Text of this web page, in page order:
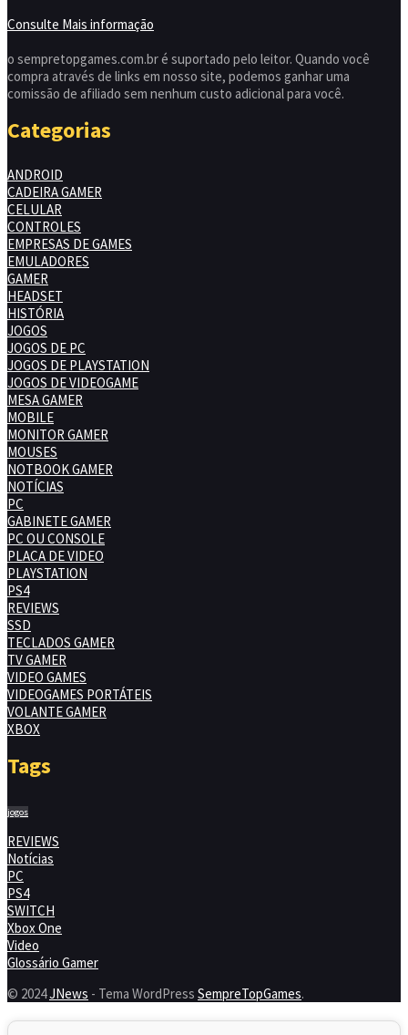
Consulte Mais informação
o sempretopgames.com.br é suportado pelo leitor. Quando você
compra através de links em nosso site, podemos ganhar uma
comissão de afiliado sem nenhum custo adicional para você.
Categorias
ANDROID
CADEIRA GAMER
CELULAR
CONTROLES
EMPRESAS DE GAMES
EMULADORES
GAMER
HEADSET
HISTÓRIA
JOGOS
JOGOS DE PC
JOGOS DE PLAYSTATION
JOGOS DE VIDEOGAME
MESA GAMER
MOBILE
MONITOR GAMER
MOUSES
NOTBOOK GAMER
NOTÍCIAS
PC
GABINETE GAMER
PC OU CONSOLE
PLACA DE VIDEO
PLAYSTATION
PS4
REVIEWS
SSD
TECLADOS GAMER
TV GAMER
VIDEO GAMES
VIDEOGAMES PORTÁTEIS
VOLANTE GAMER
XBOX
Tags
jogos
REVIEWS
Notícias
PC
PS4
SWITCH
Xbox One
Video
Glossário Gamer
© 2024JNews - Tema WordPress SempreTopGames.